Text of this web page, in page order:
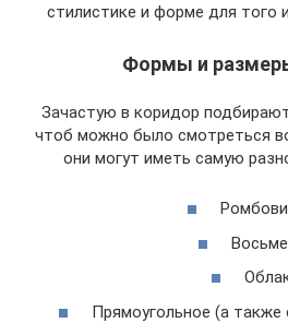
стилистике и форме для того
Формы и
Зачастую в коридор
чтоб можно было смотреться
они могут иметь самую
Прямоугольное (а также